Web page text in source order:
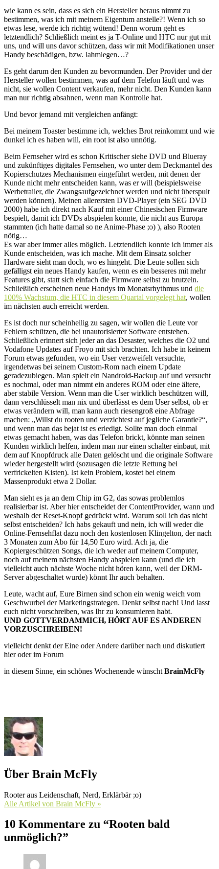
wie kann es sein, dass es sich ein Hersteller heraus nimmt zu
bestimmen, was ich mit meinem Eigentum anstelle?! Wenn ich so
etwas lese, werde ich richtig wütend! Denn worum geht es
letztendlich? Schließlich meint es ja T-Online und HTC nur gut mit
uns, und will uns davor schützen, dass wir mit Modifikationen unser
Handy beschädigen, bzw. lahmlegen…?
Es geht darum den Kunden zu bevormunden. Der Provider und der
Hersteller wollen bestimmen, was auf dem Telefon läuft und was
nicht, sie wollen Content verkaufen, mehr nicht. Den Kunden kann
man nur richtig absahnen, wenn man Kontrolle hat.
Und bevor jemand mit vergleichen anfängt:
Bei meinem Toaster bestimme ich, welches Brot reinkommt und wie
dunkel ich es haben will, ein root ist also unnötig.
Beim Fernseher wird es schon Kritischer siehe DVD und Blueray
und zukünftiges digitales Fernsehen, wo unter dem Deckmantel des
Kopierschutzes Mechanismen eingeführt werden, mit denen der
Kunde nicht mehr entscheiden kann, was er will (beispielsweise
Werbetrailer, die Zwangsaufgezeichnet werden und nicht überspult
werden können). Meinen allerersten DVD-Player (ein SEG DVD
2000) habe ich direkt nach Kauf mit einer Chinesischen Firmware
bespielt, damit ich DVDs abspielen konnte, die nicht aus Europa
stammten (ich hatte damal so ne Anime-Phase ;o) ), also Rooten
nötig…
Es war aber immer alles möglich. Letztendlich konnte ich immer als
Kunde entscheiden, was ich mache. Mit dem Einsatz solcher
Hardware sieht man doch, wo es hingeht. Die Leute sollen sich
gefälligst ein neues Handy kaufen, wenn es ein besseres mit mehr
Features gibt, statt sich einfach die Firmware selbst zu brutzeln.
Schließlich erscheinen neue Handys im Monatsrhythmus und die
100% Wachstum, die HTC in diesem Quartal vorgelegt hat, wollen
im nächsten auch erreicht werden.
Es ist doch nur scheinheilig zu sagen, wir wollen die Leute vor
Fehlern schützen, die bei unautorisierter Software entstehen.
Schließlich erinnert sich jeder an das Desaster, welches die O2 und
Vodafone Updates auf Froyo mit sich brachten. Ich habe in keinem
Forum etwas gefunden, wo ein User verzweifelt versuchte,
irgendetwas bei seinem Custom-Rom nach einem Update
geradezubiegen. Man spielt ein Nandroid-Backup auf und versucht
es nochmal, oder man nimmt ein anderes ROM oder eine ältere,
aber stabile Version. Wenn man die User wirklich beschützen will,
dann verschlüsselt man nix und überlässt es dem User selbst, ob er
etwas verändern will, man kann auch riesengroß eine Abfrage
machen: „Willst du rooten und verzichtest auf jegliche Garantie?“,
und wenn man das bejat ist es erledigt. Sollte man doch einmal
etwas gemacht haben, was das Telefon brickt, könnte man seinen
Kunden wirklich helfen, indem man nur einen schalter einbaut, mit
dem auf Knopfdruck alle Daten gelöscht und die originale Software
wieder hergestellt wird (sozusagen die letzte Rettung bei
verfrickelten Kisten). Ist kein Problem, kostet bei einem
Massenprodukt etwa 2 Dollar.
Man sieht es ja an dem Chip im G2, das sowas problemlos
realisierbar ist. Aber hier entscheidet der ContentProvider, wann und
weshalb der Reset-Knopf gedrückt wird. Warum soll ich das nicht
selbst entscheiden? Ich habs gekauft und nein, ich will weder die
Online-Fernsehflat dazu noch den kostenlosen Klingelton, der nach
3 Monaten zum Abo für 14,50 Euro wird. Ach ja, die
Kopiergeschützen Songs, die ich weder auf meinem Computer,
noch auf meinem nächsten Handy abspielen kann (und die ich
vielleicht auch nächste Woche nicht hören kann, weil der DRM-
Server abgeschaltet wurde) könnt Ihr auch behalten.
Leute, wacht auf, Eure Birnen sind schon ein wenig weich vom
Geschwurbel der Marketingstrategen. Denkt selbst nach! Und lasst
euch nicht vorschreiben, was Ihr zu konsumieren habt.
UND GOTTVERDAMMICH, HÖRT AUF ES ANDEREN
VORZUSCHREIBEN!
vielleicht denkt der Eine oder Andere darüber nach und diskutiert
hier oder im Forum
in diesem Sinne, ein schönes Wochenende wünscht BrainMcFly
Über Brain McFly
Rooter aus Leidenschaft, Nerd, Erklärbär ;o)
Alle Artikel von Brain McFly »
10 Kommentare zu “Rooten bald
unmöglich?”